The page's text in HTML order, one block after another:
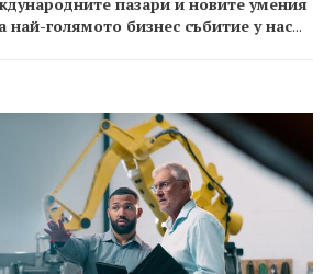
най-голямото бизнес събитие у нас...